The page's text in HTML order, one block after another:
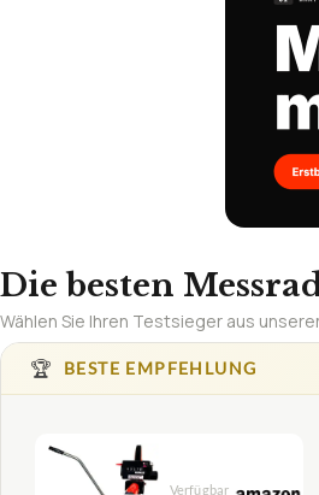
Die besten
Wählen Sie Ihren Testsieger aus
🏆 BESTE EMPFEHLUNG